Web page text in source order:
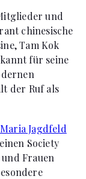
und
chinesische
Tam Kok
für seine
der Ruf als
Jagdfeld
Society
Frauen